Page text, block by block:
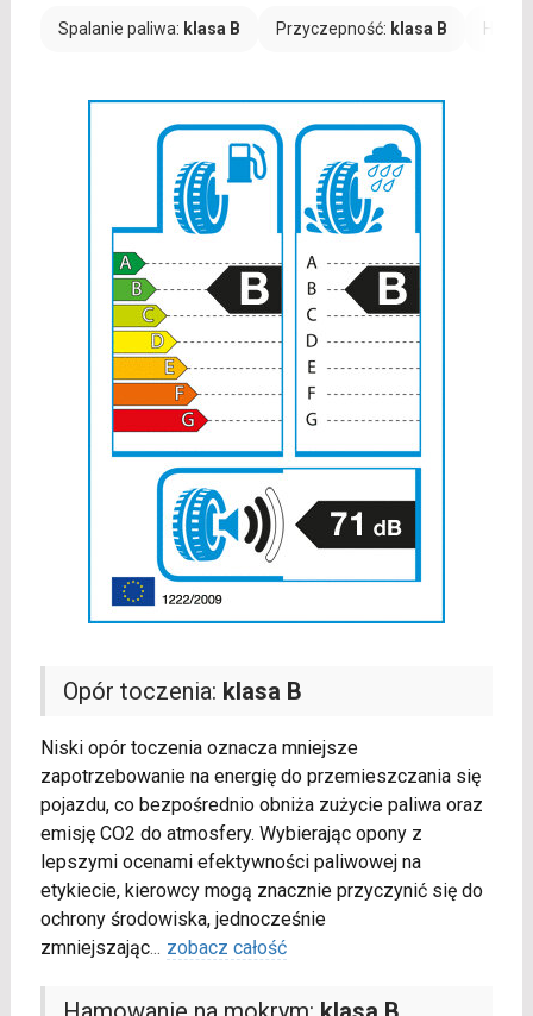
Spalanie paliwa: klasa B Przyczepność: klasa B Hałas:
Opór toczenia: klasa B
Niski opór toczenia oznacza mniejsze
zapotrzebowanie na energię do przemieszczania się
pojazdu, co bezpośrednio obniża zużycie paliwa oraz
emisję CO2 do atmosfery. Wybierając opony z
lepszymi ocenami efektywności paliwowej na
etykiecie, kierowcy mogą znacznie przyczynić się do
ochrony środowiska, jednocześnie
zmniejszając... zobacz całość